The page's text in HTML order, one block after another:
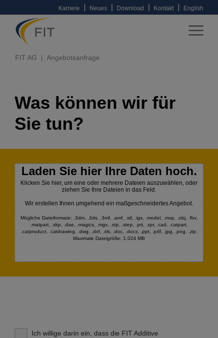
Karriere Neues Download Kontakt English
FIT AG Angebotsanfrage
Was können wir für
Sie tun?
Laden Sie hier Ihre Daten hoch.
Klicken Sie hier, um eine oder mehrere Dateien auszuwählen, oder
ziehen Sie Ihre Dateien in das Feld.
Wir erstellen Ihnen umgehend ein maßgeschneidertes Angebot.
Mögliche Dateiformate: .3dm, .3ds, .3mf, .amf, .stl, .igs, .model, .mxp, .obj, .fbx,
.matpart, .skp, .dae, .magics, .mgx, .stp, .step, .prt, .zpr, .cad, .catpart,
.catproduct, .catdrawing, .dwg, .dxf, .xls, .doc, .docx, .ppt, .pdf, .jpg, .png, .zip.
Maximale Dateigröße: 1.024 MB
Ich willige darin ein, dass die FIT Additive